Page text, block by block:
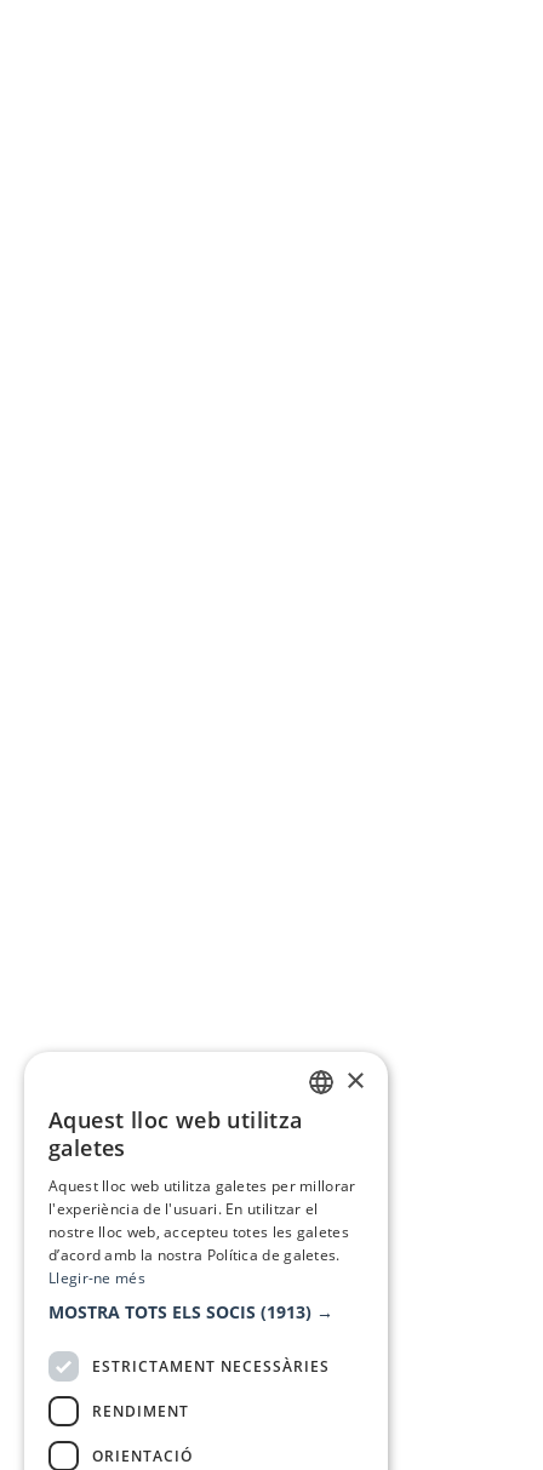
×
Aquest lloc web utilitza
galetes
Aquest lloc web utilitza galetes per millorar
l'experiència de l'usuari. En utilitzar el
nostre lloc web, accepteu totes les galetes
d’acord amb la nostra Política de galetes.
Llegir-ne més
MOSTRA TOTS ELS SOCIS (1913) →
ESTRICTAMENT NECESSÀRIES
RENDIMENT
ORIENTACIÓ